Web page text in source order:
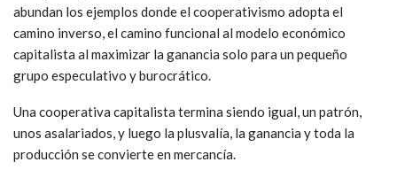
abundan los ejemplos donde el cooperativismo adopta el
camino inverso, el camino funcional al modelo económico
capitalista al maximizar la ganancia solo para un pequeño
grupo especulativo y burocrático.
Una cooperativa capitalista termina siendo igual, un patrón,
unos asalariados, y luego la plusvalía, la ganancia y toda la
producción se convierte en mercancía.